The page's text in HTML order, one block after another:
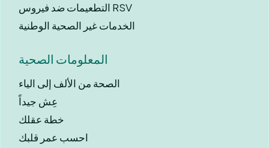
التطعيمات ضد فيروس RSV
الخدمات غير الصحية الوطنية
المعلومات الصحية
الصحة من الألف إلى الياء
عِش جيداً
خطة عقلك
احسب عمر قلبك